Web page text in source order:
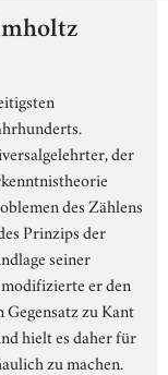
der
des Zählens
Prinzips der
seiner
er den
zu Kant
hielt es daher für
zu machen.